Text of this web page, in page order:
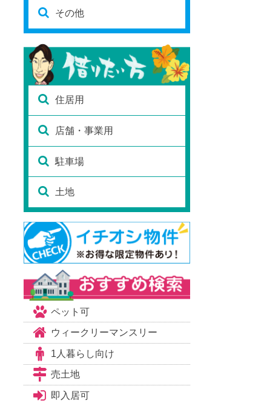
その他
住居用
店舗・事業用
駐車場
土地
ペット可
ウィークリーマンスリー
1人暮らし向け
売土地
即入居可